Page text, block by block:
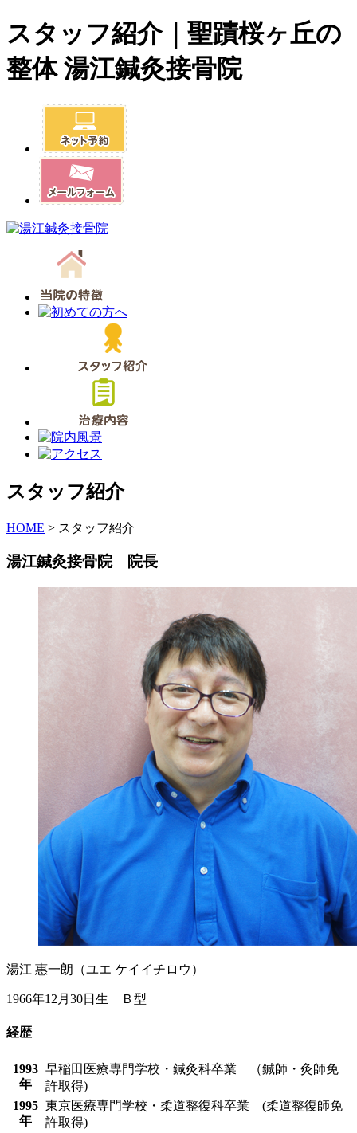
スタッフ紹介｜聖蹟桜ヶ丘の
整体 湯江鍼灸接骨院
スタッフ紹介
HOME > スタッフ紹介
湯江鍼灸接骨院 院長
湯江 惠一朗（ユエ ケイイチロウ）
1966年12月30日生 Ｂ型
経歴
1993
年
早稲田医療専門学校・鍼灸科卒業 （鍼師・灸師免
許取得)
1995
年
東京医療専門学校・柔道整復科卒業 (柔道整復師免
許取得)